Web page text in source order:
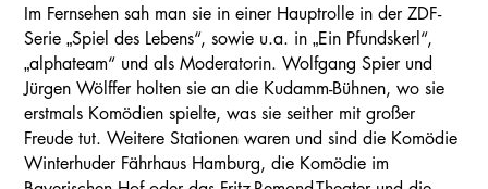
Im Fernsehen sah man sie in einer Hauptrolle in der ZDF-
Serie „Spiel des Lebens“, sowie u.a. in „Ein Pfundskerl“,
„alphateam“ und als Moderatorin. Wolfgang Spier und
Jürgen Wölffer holten sie an die Kudamm-Bühnen, wo sie
erstmals Komödien spielte, was sie seither mit großer
Freude tut. Weitere Stationen waren und sind die Komödie
Winterhuder Fährhaus Hamburg, die Komödie im